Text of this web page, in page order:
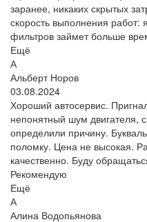
заранее, никаких скрытых
скорость выполнения
фильтров займет больше
Ещё
А
Альберт Норов
03.08.2024
Хороший автосервис.
непонятный шум двигателя,
определили причину.
поломку. Цена не высокая.
качественно. Буду
Рекомендую
Ещё
А
Алина Водопьянова